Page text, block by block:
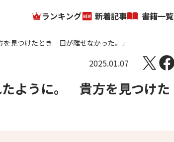
ランキング 新着記事 書籍一覧
見つけたとき 目が離せなかった。」
2025.01.07
ように。 貴方を見つけた